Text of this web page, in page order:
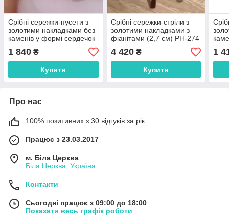
Срібні сережки-пусети з
золотими накладками без
каменів у формі сердечок
(0,7*0,5 см) РН-449
1 840 ₴
Купити
Срібні сережки-стріли з
золотими накладками з
фіанітами (2,7 см) РН-274
4 420₴
Купити
1
Про нас
100% позитивних з 30 відгуків за рік
Працює з 23.03.2017
м. Біла Церква
Біла Церква, Україна
Контакти
Сьогодні працює з 09:00 до 18:00
Показати весь графік роботи